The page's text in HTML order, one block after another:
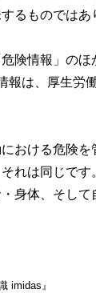
るものではあ
険情報」のほ
報は、厚生労
おける危険を
れは同じで
身体、そし
imidas』